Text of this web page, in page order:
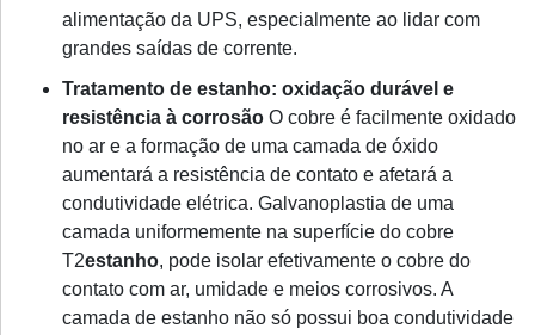
alimentação da UPS, especialmente ao lidar com
grandes saídas de corrente.
Tratamento de estanho: oxidação durável e
resistência à corrosão O cobre é facilmente oxidado
no ar e a formação de uma camada de óxido
aumentará a resistência de contato e afetará a
condutividade elétrica. Galvanoplastia de uma
camada uniformemente na superfície do cobre
T2estanho, pode isolar efetivamente o cobre do
contato com ar, umidade e meios corrosivos. A
camada de estanho não só possui boa condutividade